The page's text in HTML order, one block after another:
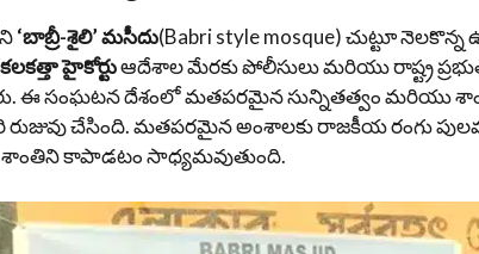
‘బాబ్రీ-శైలి’ మసీదు(Babri style mosque) చుట్టూ నెలకొన్న
కలకత్తా హైకోర్టుఆదేశాల మేరకు పోలీసులు మరియు రాష్ట్ర
ఈ సంఘటన దేశంలో మతపరమైన సున్నితత్వం మరియు
రుజువు చేసింది. మతపరమైన అంశాలకు రాజకీయ రంగు
కాపాడటం సాధ్యమవుతుంది.